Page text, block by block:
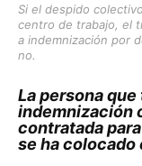
Si el despido
centro de trabajo, el
a indemnización por
no.
La persona que tiene derecho a percibir la
indemnización
contratada
se ha